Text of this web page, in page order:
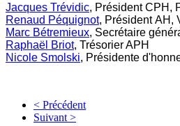
Jacques Trévidic, Président CPH,
Renaud Péquignot, Président AH,
Marc Bétremieux, Secrétaire
Raphaël Briot, Trésorier APH
Nicole Smolski, Présidente
< Précédent
Suivant >